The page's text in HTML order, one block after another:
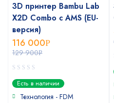
3D принтер Bambu Lab
X2D Combo с AMS (EU-
версия)
129 900Р
116 000Р
0
out
of
Есть в наличии
Технология - FDM